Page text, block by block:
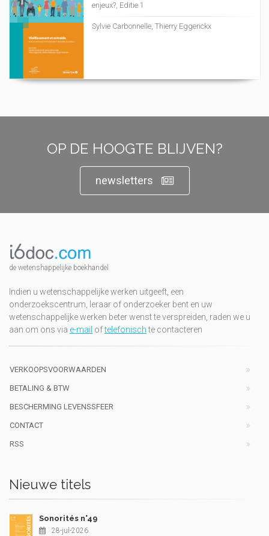
enjeux?, Editie 1
Sylvie Carbonnelle, Thierry Eggerickx
OP DE HOOGTE BLIJVEN?
newsletters
de wetenshappelijke boekhandel
Indien u wetenschappelijke werken uitgeeft, een
onderzoekscentrum, leraar of onderzoeker bent en uw
wetenschappelijke werken beter wenst te verspreiden, raden we u
aan om ons via e-mail oftelefonischte contacteren
VERKOOPSVOORWAARDEN
BETALING & BTW
BESCHERMING LEVENSSFEER
CONTACT
RSS
Nieuwe titels
Sonorités n°49
28-jul-2026